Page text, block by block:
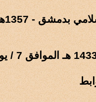
- 1357هـ - 1939م